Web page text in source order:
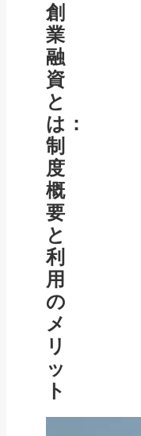
創
業
融
資
と
は：
制
度
概
要
と
利
用
の
メ
リ
ッ
ト